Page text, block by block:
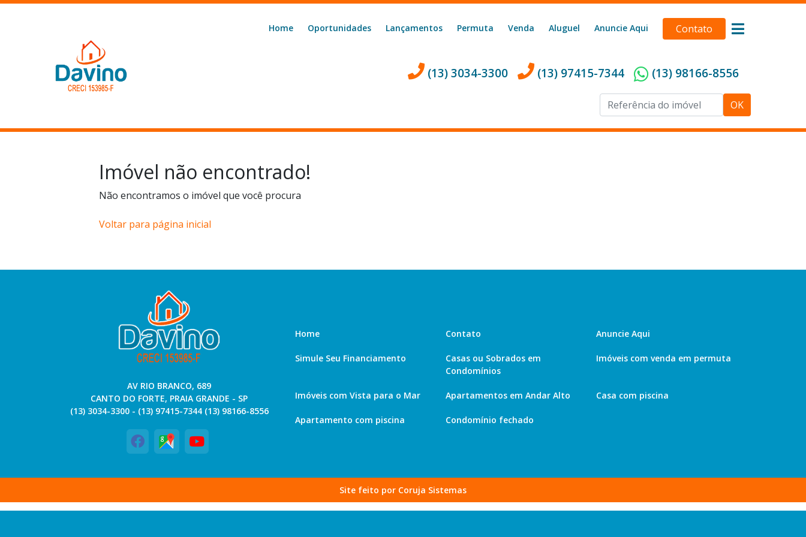
Home Oportunidades Lançamentos Permuta Venda Aluguel Anuncie Aqui Contato
(13) 3034-3300 (13) 97415-7344 (13) 98166-8556
OK
Imóvel não encontrado!
Não encontramos o imóvel que você procura
Voltar para página inicial
AV RIO BRANCO, 689
CANTO DO FORTE, PRAIA GRANDE - SP
(13) 3034-3300 - (13) 97415-7344 (13) 98166-8556
Home Contato Anuncie Aqui
Simule Seu Financiamento
Casas ou Sobrados em
Condomínios
Imóveis com venda em permuta
Imóveis com Vista para o Mar Apartamentos em Andar Alto Casa com piscina
Apartamento com piscina Condomínio fechado
Site feito por Coruja Sistemas